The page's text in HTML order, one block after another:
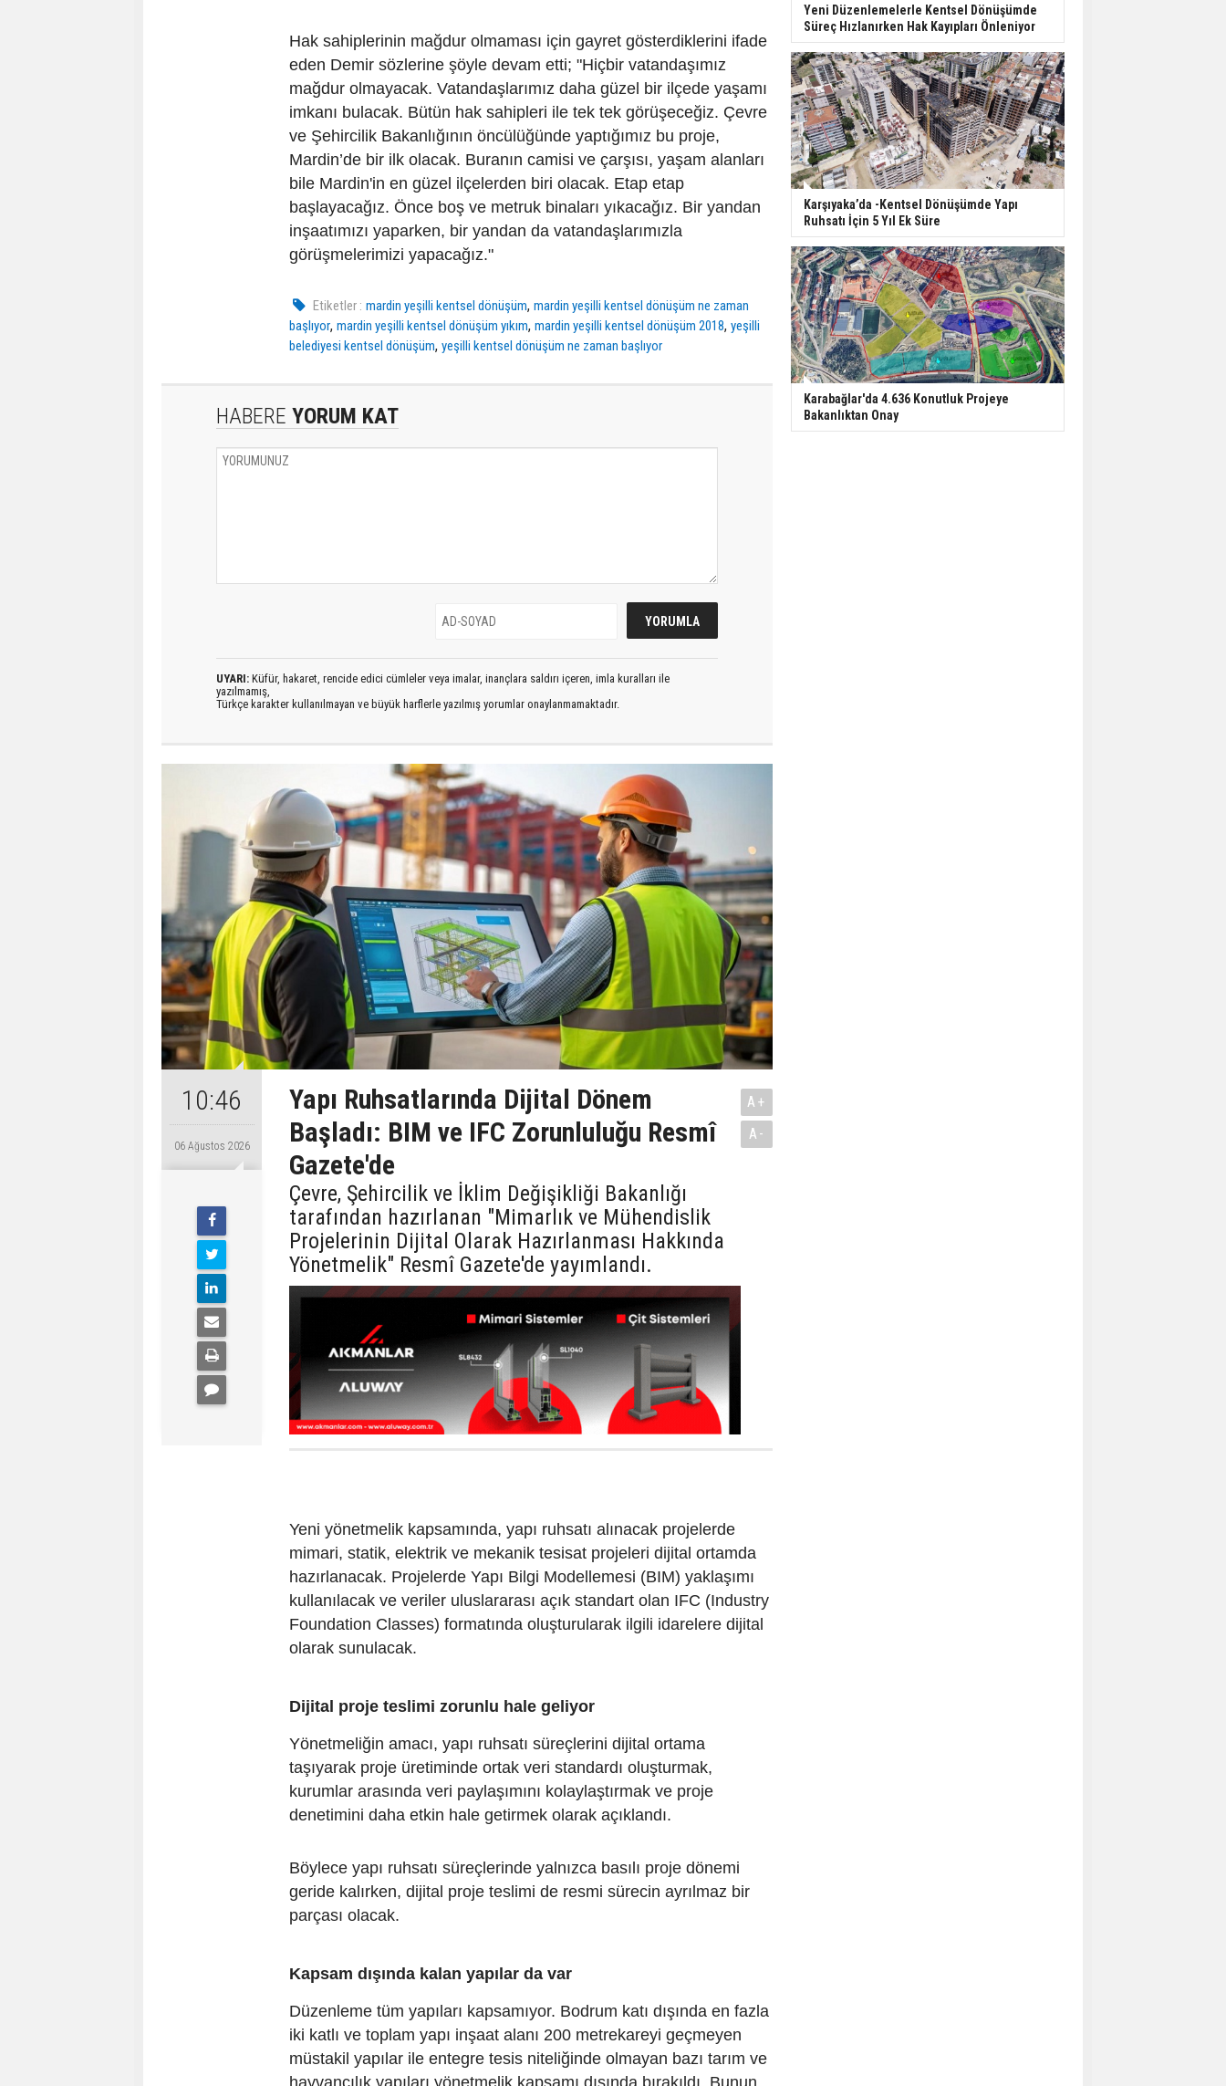
Hak sahiplerinin mağdur olmaması için gayret gösterdiklerini ifade
eden Demir sözlerine şöyle devam etti; "Hiçbir vatandaşımız
mağdur olmayacak. Vatandaşlarımız daha güzel bir ilçede yaşamı
imkanı bulacak. Bütün hak sahipleri ile tek tek görüşeceğiz. Çevre
ve Şehircilik Bakanlığının öncülüğünde yaptığımız bu proje,
Mardin’de bir ilk olacak. Buranın camisi ve çarşısı, yaşam alanları
bile Mardin'in en güzel ilçelerden biri olacak. Etap etap
başlayacağız. Önce boş ve metruk binaları yıkacağız. Bir yandan
inşaatımızı yaparken, bir yandan da vatandaşlarımızla
görüşmelerimizi yapacağız."
Etiketler : mardin yeşilli kentsel dönüşüm,mardin yeşilli kentsel dönüşüm ne zaman
başlıyor, mardin yeşilli kentsel dönüşüm yıkım, mardin yeşilli kentsel dönüşüm 2018, yeşilli
belediyesi kentsel dönüşüm, yeşilli kentsel dönüşüm ne zaman başlıyor
HABERE YORUM KAT
UYARI: Küfür, hakaret, rencide edici cümleler veya imalar, inançlara saldırı içeren, imla kuralları ile
yazılmamış,
Türkçe karakter kullanılmayan ve büyük harflerle yazılmış yorumlar onaylanmamaktadır.
10:46
06 Ağustos 2026
Yapı Ruhsatlarında Dijital Dönem
Başladı: BIM ve IFC Zorunluluğu Resmî
Gazete'de
Çevre, Şehircilik ve İklim Değişikliği Bakanlığı
tarafından hazırlanan "Mimarlık ve Mühendislik
Projelerinin Dijital Olarak Hazırlanması Hakkında
Yönetmelik" Resmî Gazete'de yayımlandı.
A+
A-
Yeni yönetmelik kapsamında, yapı ruhsatı alınacak projelerde
mimari, statik, elektrik ve mekanik tesisat projeleri dijital ortamda
hazırlanacak. Projelerde Yapı Bilgi Modellemesi (BIM) yaklaşımı
kullanılacak ve veriler uluslararası açık standart olan IFC (Industry
Foundation Classes) formatında oluşturularak ilgili idarelere dijital
olarak sunulacak.
Dijital proje teslimi zorunlu hale geliyor
Yönetmeliğin amacı, yapı ruhsatı süreçlerini dijital ortama
taşıyarak proje üretiminde ortak veri standardı oluşturmak,
kurumlar arasında veri paylaşımını kolaylaştırmak ve proje
denetimini daha etkin hale getirmek olarak açıklandı.
Böylece yapı ruhsatı süreçlerinde yalnızca basılı proje dönemi
geride kalırken, dijital proje teslimi de resmi sürecin ayrılmaz bir
parçası olacak.
Kapsam dışında kalan yapılar da var
Düzenleme tüm yapıları kapsamıyor. Bodrum katı dışında en fazla
iki katlı ve toplam yapı inşaat alanı 200 metrekareyi geçmeyen
müstakil yapılar ile entegre tesis niteliğinde olmayan bazı tarım ve
hayvancılık yapıları yönetmelik kapsamı dışında bırakıldı. Bunun
Yeni Düzenlemelerle Kentsel Dönüşümde
Süreç Hızlanırken Hak Kayıpları Önleniyor
Karşıyaka’da -Kentsel Dönüşümde Yapı
Ruhsatı İçin 5 Yıl Ek Süre
Karabağlar'da 4.636 Konutluk Projeye
Bakanlıktan Onay